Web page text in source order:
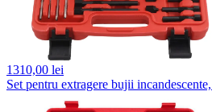
1310,00 lei
Set pentru extragere bujii